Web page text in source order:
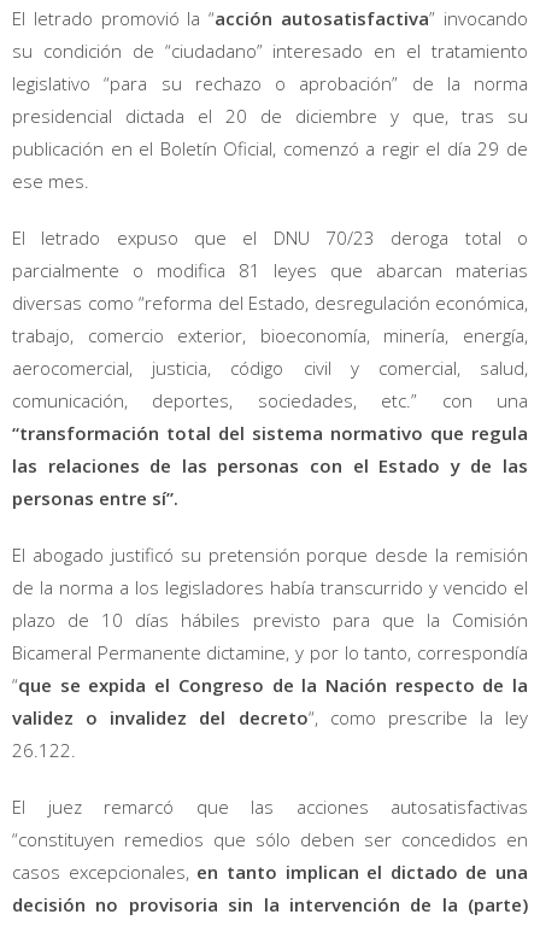
El letrado promovió la “acción autosatisfactiva” invocando
su condición de “ciudadano” interesado en el tratamiento
legislativo “para su rechazo o aprobación” de la norma
presidencial dictada el 20 de diciembre y que, tras su
publicación en el Boletín Oficial, comenzó a regir el día 29 de
ese mes.
El letrado expuso que el DNU 70/23 deroga total o
parcialmente o modifica 81 leyes que abarcan materias
diversas como “reforma del Estado, desregulación económica,
trabajo, comercio exterior, bioeconomía, minería, energía,
aerocomercial, justicia, código civil y comercial, salud,
comunicación, deportes, sociedades, etc.” con una
“transformación total del sistema normativo que regula
las relaciones de las personas con el Estado y de las
personas entre sí”.
El abogado justificó su pretensión porque desde la remisión
de la norma a los legisladores había transcurrido y vencido el
plazo de 10 días hábiles previsto para que la Comisión
Bicameral Permanente dictamine, y por lo tanto, correspondía
“que se expida el Congreso de la Nación respecto de la
validez o invalidez del decreto“, como prescribe la ley
26.122.
El juez remarcó que las acciones autosatisfactivas
“constituyen remedios que sólo deben ser concedidos en
casos excepcionales, en tanto implican el dictado de una
decisión no provisoria sin la intervención de la (parte)